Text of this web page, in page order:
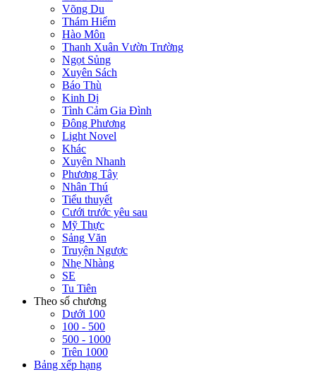
Võng Du
Thám Hiểm
Hào Môn
Thanh Xuân Vườn Trường
Ngọt Sủng
Xuyên Sách
Báo Thù
Kinh Dị
Tình Cảm Gia Đình
Đông Phương
Light Novel
Khác
Xuyên Nhanh
Phương Tây
Nhân Thú
Tiểu thuyết
Cưới trước yêu sau
Mỹ Thực
Sảng Văn
Truyện Ngược
Nhẹ Nhàng
SE
Tu Tiên
Theo số chương
Dưới 100
100 - 500
500 - 1000
Trên 1000
Bảng xếp hạng